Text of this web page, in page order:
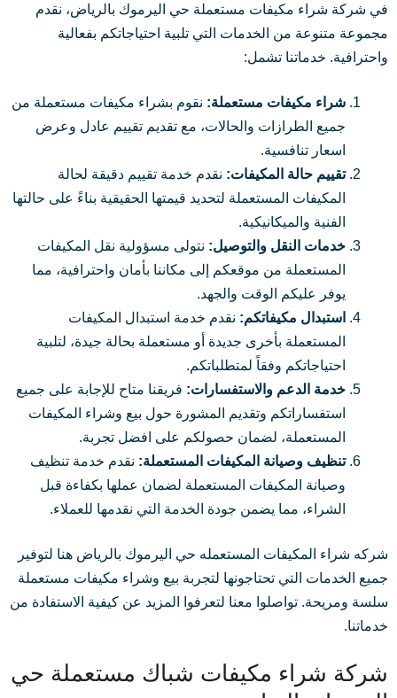
في شركة شراء مكيفات مستعملة حي اليرموك بالرياض، نقدم
مجموعة متنوعة من الخدمات التي تلبية احتياجاتكم بفعالية
واحترافية. خدماتنا تشمل:
شراء مكيفات مستعملة:نقوم بشراء مكيفات مستعملة من
جميع الطرازات والحالات، مع تقديم تقييم عادل وعرض
اسعار تنافسية.
تقييم حالة المكيفات:نقدم خدمة تقييم دقيقة لحالة
المكيفات المستعملة لتحديد قيمتها الحقيقية بناءً على حالتها
الفنية والميكانيكية.
خدمات النقل والتوصيل:نتولى مسؤولية نقل المكيفات
المستعملة من موقعكم إلى مكاننا بأمان واحترافية، مما
يوفر عليكم الوقت والجهد.
استبدال مكيفاتكم:نقدم خدمة استبدال المكيفات
المستعملة بأخرى جديدة أو مستعملة بحالة جيدة، لتلبية
احتياجاتكم وفقاً لمتطلباتكم.
خدمة الدعم والاستفسارات:فريقنا متاح للإجابة على جميع
استفساراتكم وتقديم المشورة حول بيع وشراء المكيفات
المستعملة، لضمان حصولكم على افضل تجربة.
تنظيف وصيانة المكيفات المستعملة:نقدم خدمة تنظيف
وصيانة المكيفات المستعملة لضمان عملها بكفاءة قبل
الشراء، مما يضمن جودة الخدمة التي نقدمها للعملاء.
شركه شراء المكيفات المستعمله حي اليرموك بالرياض هنا لتوفير
جميع الخدمات التي تحتاجونها لتجربة بيع وشراء مكيفات مستعملة
سلسة ومريحة. تواصلوا معنا لتعرفوا المزيد عن كيفية الاستفادة من
خدماتنا.
شركة شراء مكيفات شباك مستعملة حي